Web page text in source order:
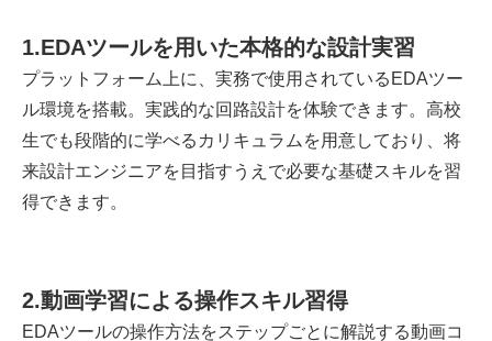
1.EDAツールを用いた本格的な設計実習
プラットフォーム上に、実務で使用されているEDAツー
ル環境を搭載。実践的な回路設計を体験できます。高校
生でも段階的に学べるカリキュラムを用意しており、将
来設計エンジニアを目指すうえで必要な基礎スキルを習
得できます。
2.動画学習による操作スキル習得
EDAツールの操作方法をステップごとに解説する動画コ